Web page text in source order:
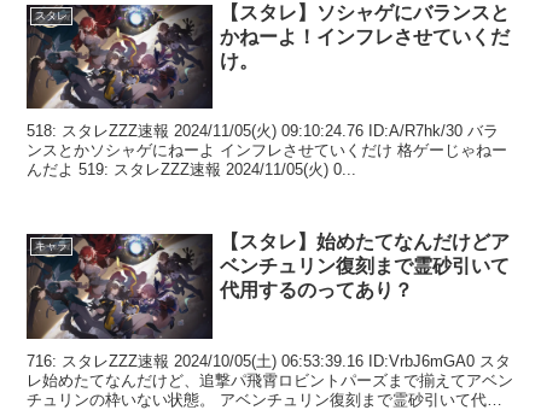
スタレ
【スタレ】ソシャゲにバランスと
かねーよ！インフレさせていくだ
け。
518: スタレZZZ速報 2024/11/05(火) 09:10:24.76 ID:A/R7hk/30 バラ
ンスとかソシャゲにねーよ インフレさせていくだけ 格ゲーじゃねー
んだよ 519: スタレZZZ速報 2024/11/05(火) 0...
キャラ
【スタレ】始めたてなんだけどア
ベンチュリン復刻まで霊砂引いて
代用するのってあり？
716: スタレZZZ速報 2024/10/05(土) 06:53:39.16 ID:VrbJ6mGA0 スタ
レ始めたてなんだけど、追撃パ飛霄ロビントパーズまで揃えてアベン
チュリンの枠いない状態。 アベンチュリン復刻まで霊砂引いて代用